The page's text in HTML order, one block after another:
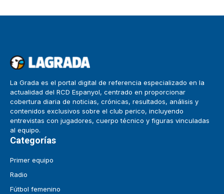
La Grada es el portal digital de referencia especializado en la
actualidad del RCD Espanyol, centrado en proporcionar
cobertura diaria de noticias, crónicas, resultados, análisis y
contenidos exclusivos sobre el club perico, incluyendo
entrevistas con jugadores, cuerpo técnico y figuras vinculadas
al equipo.
Categorías
Primer equipo
Radio
Fútbol femenino